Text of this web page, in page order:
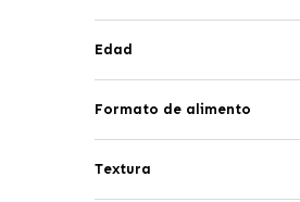
Edad
Formato de alimento
Textura